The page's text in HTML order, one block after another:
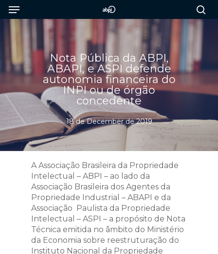
SkipMenu
Nota Pública da ABPI,
ABAPI, e ASPI defende
autonomia financeira do
INPI ou de órgão
concedente
18 de December de 2019
A Associação Brasileira da Propriedade
Intelectual – ABPI – ao lado da
Associação Brasileira dos Agentes da
Propriedade Industrial – ABAPI e da
Associação Paulista da Propriedade
Intelectual – ASPI – a propósito de Nota
Técnica emitida no âmbito do Ministério
da Economia sobre reestruturação do
Instituto Nacional da Propriedade